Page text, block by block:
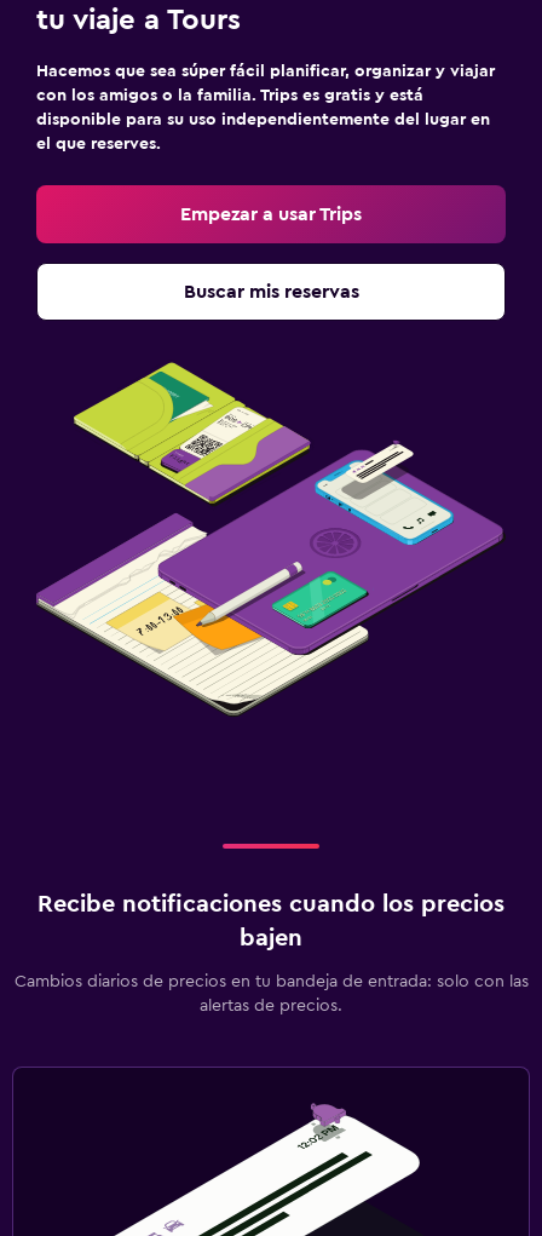
tu viaje a Tours
Hacemos que sea súper fácil planificar, organizar y viajar
con los amigos o la familia. Trips es gratis y está
disponible para su uso independientemente del lugar en
el que reserves.
Empezar a usar Trips
Buscar mis reservas
Recibe notificaciones cuando los precios
bajen
Cambios diarios de precios en tu bandeja de entrada: solo con las
alertas de precios.